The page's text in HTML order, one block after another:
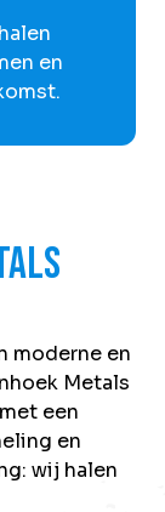
en
moderne en
Metals
een
en
wij halen